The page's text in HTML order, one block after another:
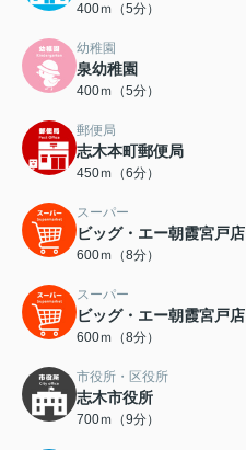
400ｍ（5分）
幼稚園
泉幼稚園
400ｍ（5分）
郵便局
志木本町郵便局
450ｍ（6分）
スーパー
ビッグ・エー朝霞宮戸店
600ｍ（8分）
スーパー
ビッグ・エー朝霞宮戸店
600ｍ（8分）
市役所・区役所
志木市役所
700ｍ（9分）